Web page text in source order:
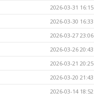
2026-03-31 16:15
2026-03-30 16:33
2026-03-27 23:06
2026-03-26 20:43
2026-03-21 20:25
2026-03-20 21:43
2026-03-14 18:52